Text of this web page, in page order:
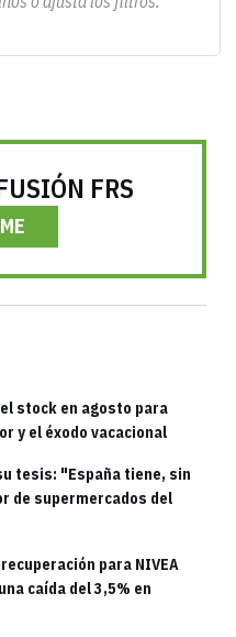
FRS
stock en agosto para
y el éxodo vacacional
tesis: "España tiene, sin
de supermercados del
para NIVEA
caída del 3,5% en